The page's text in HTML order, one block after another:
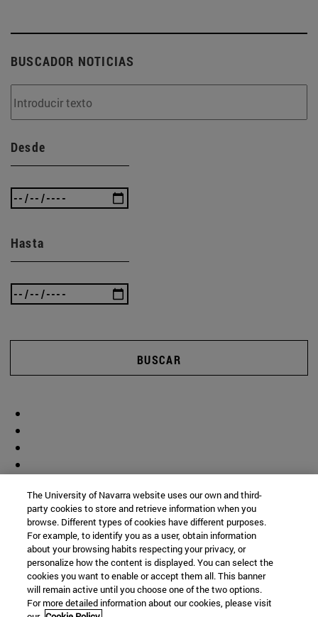
BUSCADOR NOTICIAS
Desde
Hasta
BUSCAR
The University of Navarra website uses our own and third-
party cookies to store and retrieve information when you
browse. Different types of cookies have different purposes.
For example, to identify you as a user, obtain information
about your browsing habits respecting your privacy, or
personalize how the content is displayed. You can select the
cookies you want to enable or accept them all. This banner
will remain active until you choose one of the two options.
For more detailed information about our cookies, please visit